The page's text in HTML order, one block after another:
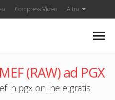
Compress Video Altro
(RAW) ad PGX
in pgx online e gratis